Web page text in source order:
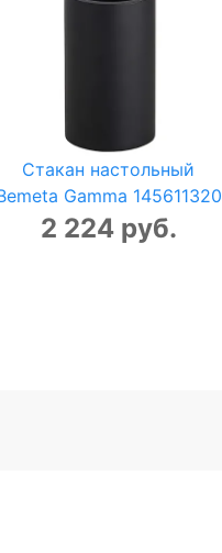
Стакан настольный
Gamma 145611320
2 224 руб.